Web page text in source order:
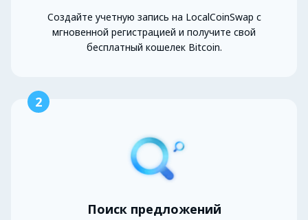
Создайте учетную запись на LocalCoinSwap с
мгновенной регистрацией и получите свой
бесплатный кошелек Bitcoin.
2
Поиск предложений